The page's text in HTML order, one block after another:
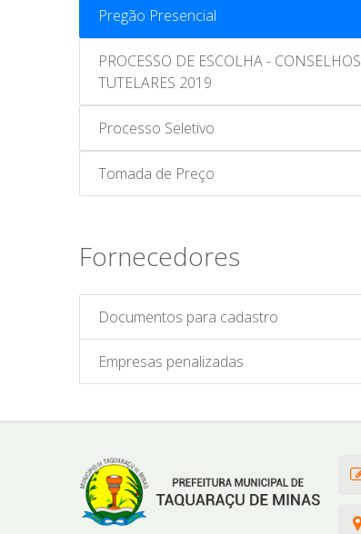
Pregão Presencial
PROCESSO DE ESCOLHA - CONSELHOS
TUTELARES 2019
Processo Seletivo
Tomada de Preço
Fornecedores
Documentos para cadastro
Empresas penalizadas